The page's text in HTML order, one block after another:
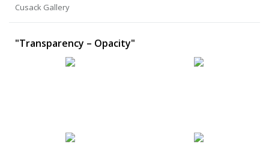
Cusack Gallery
"Transparency – Opacity"